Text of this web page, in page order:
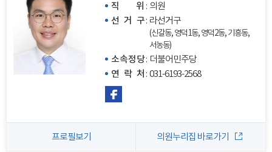
직 위
: 의원
선 거 구: 라선거구
(신갈동, 영덕1동, 영덕2동, 기흥동,
서농동)
소속정당: 더불어민주당
연 락 처 : 031-6193-2568
프로필보기 의원누리집 바로가기